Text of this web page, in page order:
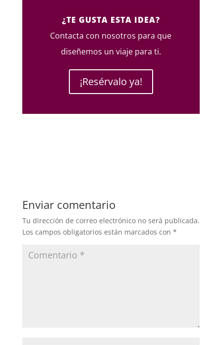
¿TE GUSTA ESTA IDEA?
Contacta con nosotros para que
diseñemos un viaje para ti.
¡Resérvalo ya!
Enviar comentario
Tu dirección de correo electrónico no será publicada.
Los campos obligatorios están marcados con *